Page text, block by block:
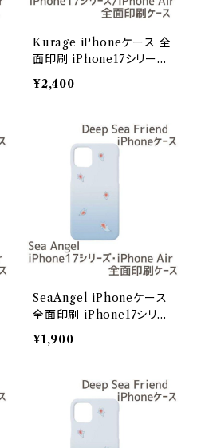
Kurage iPhoneケース 全
面印刷 iPhone17シリーズ
/ iPhoneAir【Deep Sea F
riends】/iPhoneAir
¥2,400
SeaAngel iPhoneケース
全面印刷 iPhone17シリー
ズ / iPhoneAir【Deep Se
a Friends】/iPhone17Pro
¥1,900